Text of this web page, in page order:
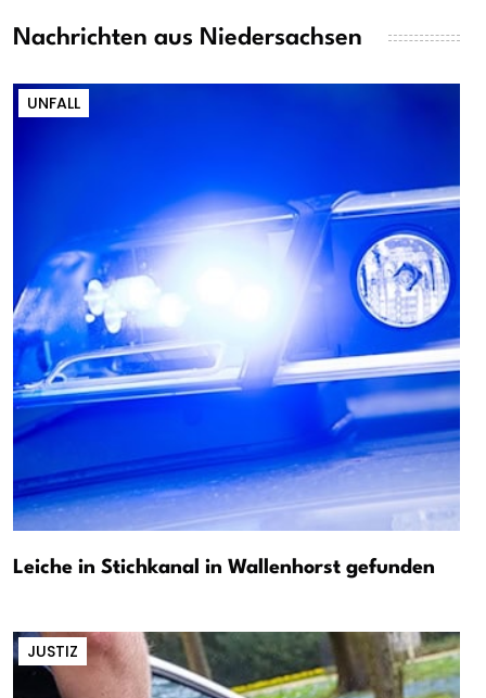
Nachrichten aus Niedersachsen
UNFALL
Leiche in Stichkanal in Wallenhorst gefunden
JUSTIZ